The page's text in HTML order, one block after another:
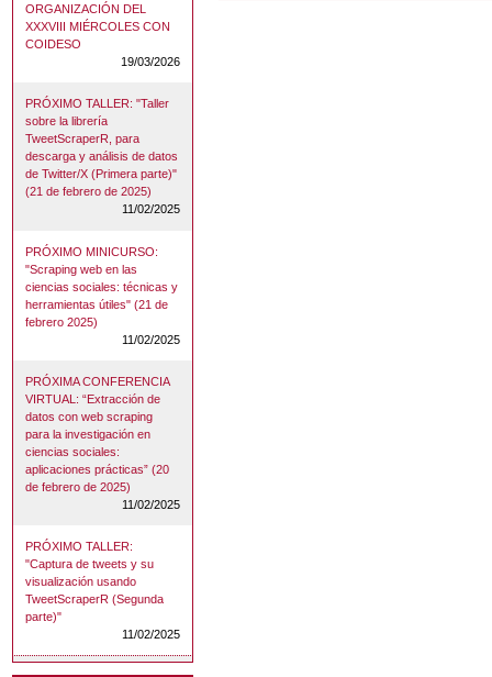
ORGANIZACIÓN DEL
XXXVIII MIÉRCOLES CON
COIDESO
19/03/2026
PRÓXIMO TALLER: "Taller
sobre la librería
TweetScraperR, para
descarga y análisis de datos
de Twitter/X (Primera parte)"
(21 de febrero de 2025)
11/02/2025
PRÓXIMO MINICURSO:
"Scraping web en las
ciencias sociales: técnicas y
herramientas útiles" (21 de
febrero 2025)
11/02/2025
PRÓXIMA CONFERENCIA
VIRTUAL: “Extracción de
datos con web scraping
para la investigación en
ciencias sociales:
aplicaciones prácticas” (20
de febrero de 2025)
11/02/2025
PRÓXIMO TALLER:
"Captura de tweets y su
visualización usando
TweetScraperR (Segunda
parte)"
11/02/2025